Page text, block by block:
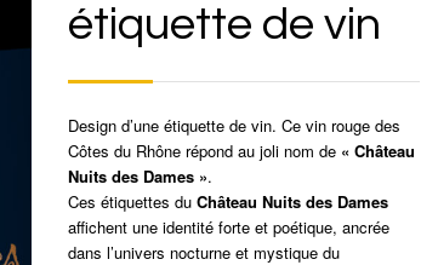
étiquette de vin
Design d’une étiquette de vin. Ce vin rouge des
Côtes du Rhône répond au joli nom de « Château
Nuits des Dames ».
Ces étiquettes du Château Nuits des Dames
affichent une identité forte et poétique, ancrée
dans l’univers nocturne et mystique du